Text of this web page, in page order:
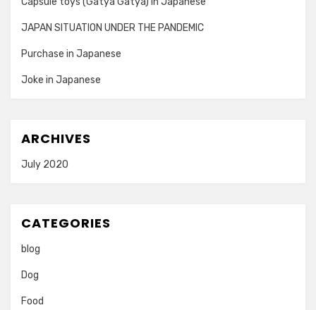
JAPAN SITUATION UNDER THE PANDEMIC
Purchase in Japanese
Joke in Japanese
ARCHIVES
July 2020
CATEGORIES
blog
Dog
Food